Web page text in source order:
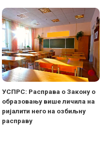
УСПРС: Расправа о Закону о
образовању више личила на
ријалити него на озбиљну
расправу